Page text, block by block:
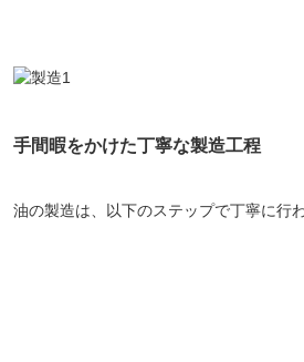
手間暇をかけた丁寧な製造工程
油の製造は、以下のステップで丁寧に行